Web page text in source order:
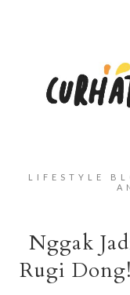
LIFESTYLE
Nggak
Rugi